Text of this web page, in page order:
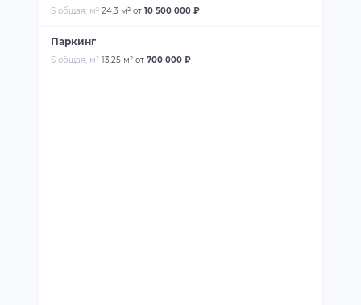
S общая, м² 24.3 м² от 10 500 000 ₽
Паркинг
S общая, м² 13.25 м² от 700 000 ₽